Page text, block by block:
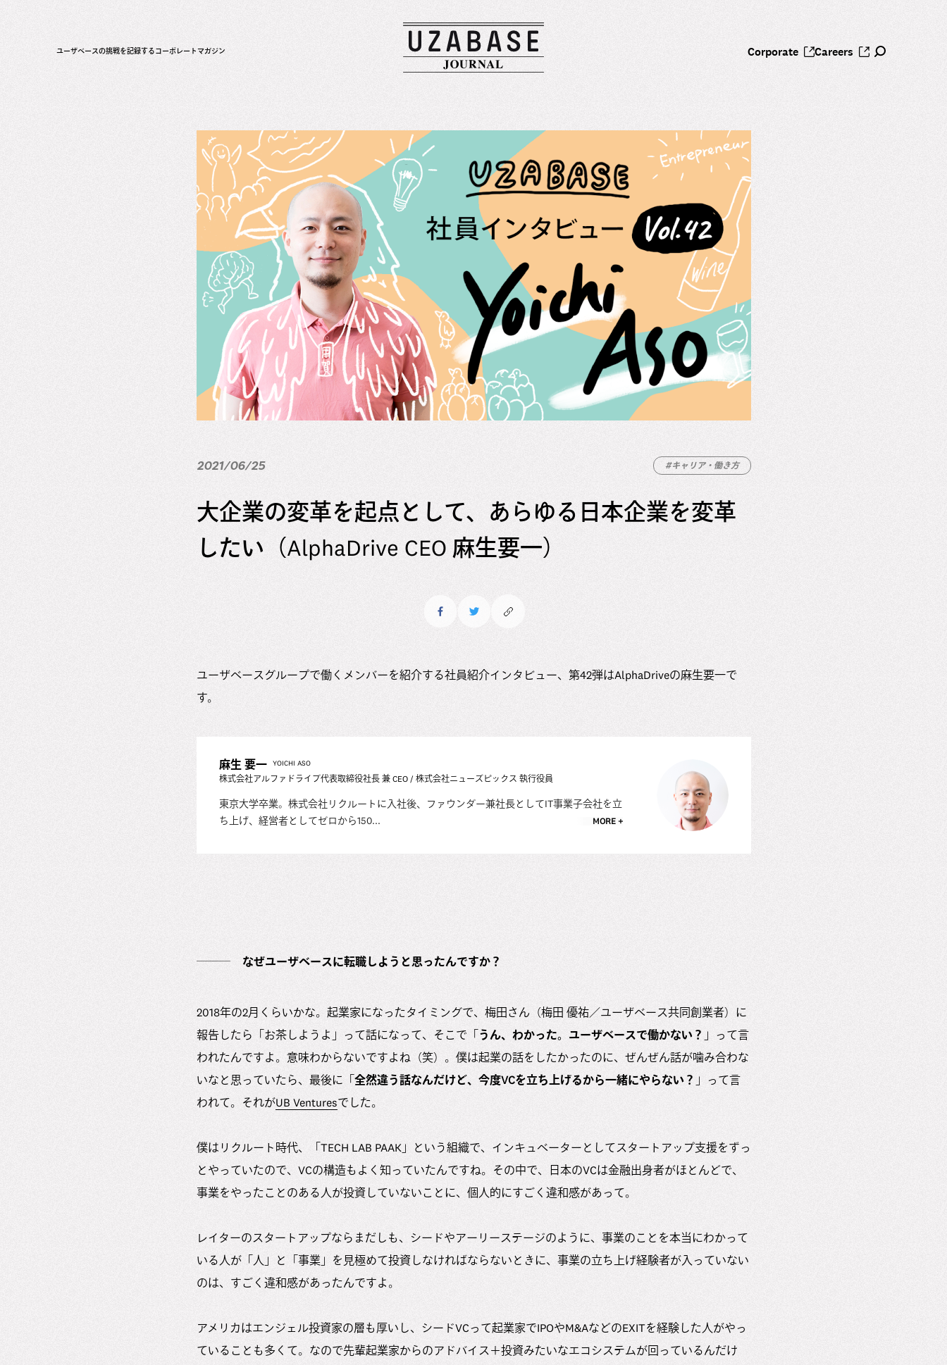
ユーザベースの挑戦を記録するコーポレートマガジン Corporate Careers
2021/06/25 #キャリア・働き方
大企業の変革を起点として、あらゆる日本企業を変革
したい（AlphaDrive CEO 麻生要一）
ユーザベースグループで働くメンバーを紹介する社員紹介インタビュー、第42弾はAlphaDriveの麻生要一で
す。
麻生 要一 YOICHI ASO
株式会社アルファドライブ代表取締役社長 兼 CEO / 株式会社ニューズピックス 執行役員
東京大学卒業。株式会社リクルートに入社後、ファウンダー兼社長としてIT事業子会社を立
ち上げ、経営者としてゼロから150...
MORE +
なぜユーザベースに転職しようと思ったんですか？
2018年の2月くらいかな。起業家になったタイミングで、梅田さん（梅田 優祐／ユーザベース共同創業者）に
報告したら「お茶しようよ」って話になって、そこで「 うん、わかった。ユーザベースで働かない？ 」って言
われたんですよ。意味わからないですよね（笑）。僕は起業の話をしたかったのに、ぜんぜん話が噛み合わな
いなと思っていたら、最後に「 全然違う話なんだけど、今度VCを立ち上げるから一緒にやらない？ 」って言
われて。それがUB Venturesでした。
僕はリクルート時代、「TECH LAB PAAK」という組織で、インキュベーターとしてスタートアップ支援をずっ
とやっていたので、VCの構造もよく知っていたんですね。その中で、日本のVCは金融出身者がほとんどで、
事業をやったことのある人が投資していないことに、個人的にすごく違和感があって。
レイターのスタートアップならまだしも、シードやアーリーステージのように、事業のことを本当にわかって
いる人が「人」と「事業」を見極めて投資しなければならないときに、事業の立ち上げ経験者が入っていない
のは、すごく違和感があったんですよ。
アメリカはエンジェル投資家の層も厚いし、シードVCって起業家でIPOやM&AなどのEXITを経験した人がやっ
ていることも多くて。なので先輩起業家からのアドバイス＋投資みたいなエコシステムが回っているんだけ